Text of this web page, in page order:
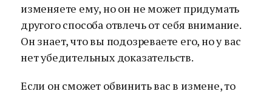
изменяете ему, но он не может придумать
другого способа отвлечь от себя внимание.
Он знает, что вы подозреваете его, но у вас
нет убедительных доказательств.
Если он сможет обвинить вас в измене, то